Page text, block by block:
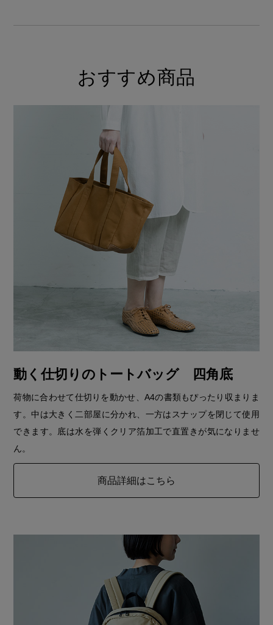
おすすめ商品
動く仕切りのトートバッグ 四角底
荷物に合わせて仕切りを動かせ、A4の書類もぴったり収まりま
す。中は大きく二部屋に分かれ、一方はスナップを閉じて使用
できます。底は水を弾くクリア箔加工で直置きが気になりませ
ん。
商品詳細はこちら